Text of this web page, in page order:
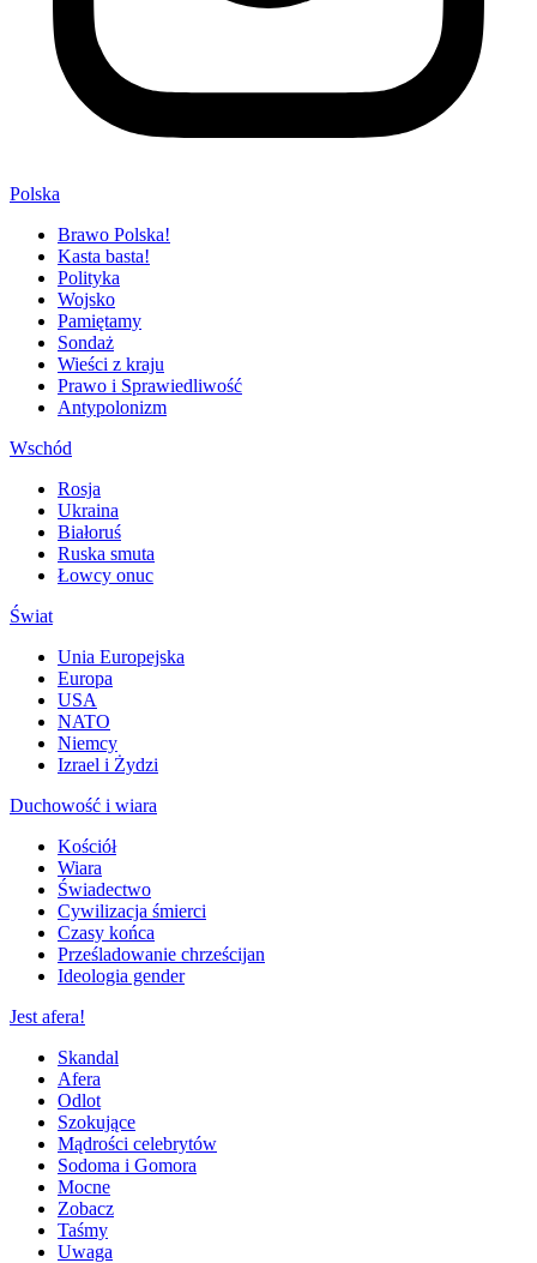
Polska
Brawo Polska!
Kasta basta!
Polityka
Wojsko
Pamiętamy
Sondaż
Wieści z kraju
Prawo i Sprawiedliwość
Antypolonizm
Wschód
Rosja
Ukraina
Białoruś
Ruska smuta
Łowcy onuc
Świat
Unia Europejska
Europa
USA
NATO
Niemcy
Izrael i Żydzi
Duchowość i wiara
Kościół
Wiara
Świadectwo
Cywilizacja śmierci
Czasy końca
Prześladowanie chrześcijan
Ideologia gender
Jest afera!
Skandal
Afera
Odlot
Szokujące
Mądrości celebrytów
Sodoma i Gomora
Mocne
Zobacz
Taśmy
Uwaga